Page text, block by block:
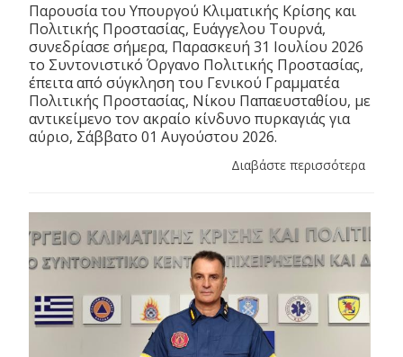
Παρουσία του Υπουργού Κλιματικής Κρίσης και
Πολιτικής Προστασίας, Ευάγγελου Τουρνά,
συνεδρίασε σήμερα, Παρασκευή 31 Ιουλίου 2026
το Συντονιστικό Όργανο Πολιτικής Προστασίας,
έπειτα από σύγκληση του Γενικού Γραμματέα
Πολιτικής Προστασίας, Νίκου Παπαευσταθίου, με
αντικείμενο τον ακραίο κίνδυνο πυρκαγιάς για
αύριο, Σάββατο 01 Αυγούστου 2026.
Διαβάστε περισσότερα